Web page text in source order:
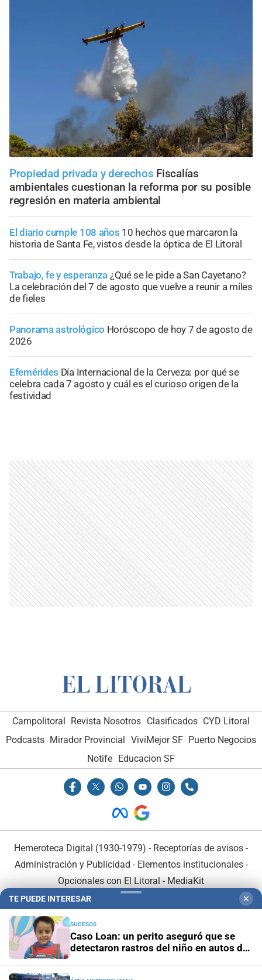
Propiedad privada y derechos Fiscalías
ambientales cuestionan la reforma por su posible
regresión en materia ambiental
El diario cumple 108 años 10 hechos que marcaron la
historia de Santa Fe, vistos desde la óptica de El Litoral
Trabajo, fe y esperanza ¿Qué se le pide a San Cayetano?
La celebración del 7 de agosto que vuelve a reunir a miles
de fieles
Panorama astrológico Horóscopo de hoy 7 de agosto de
2026
Efemérides Día Internacional de la Cerveza: por qué se
celebra cada 7 agosto y cuál es el curioso origen de la
festividad
Campolitoral Revista Nosotros Clasificados CYD Litoral
Podcasts Mirador Provincial VivíMejor SF Puerto Negocios
Notife Educacion SF
Hemeroteca Digital (1930-1979) - Receptorías de avisos -
Administración y Publicidad - Elementos institucionales-
Opcionales con El Litoral - MediaKit
TE PUEDE INTERESAR ✕
SUCESOS
Caso Loan: un perito aseguró que se
detectaron rastros del niño en autos de